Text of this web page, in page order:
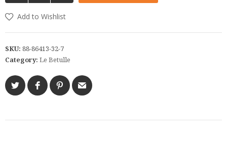
Add to Wishlist
SKU: 88-86413-32-7
Category: Le Betulle